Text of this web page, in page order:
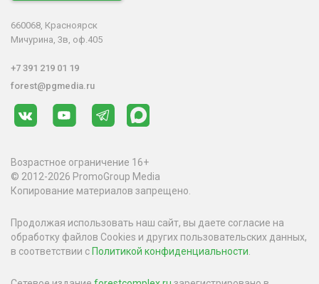
660068, Красноярск
Мичурина, 3в, оф.405
+7 391 219 01 19
forest@pgmedia.ru
Возрастное ограничение 16+
© 2012-2026 PromoGroup Media
Копирование материалов запрещено.
Продолжая использовать наш сайт, вы даете согласие на
обработку файлов Cookies и других пользовательских данных,
в соответствии сПолитикой конфиденциальности